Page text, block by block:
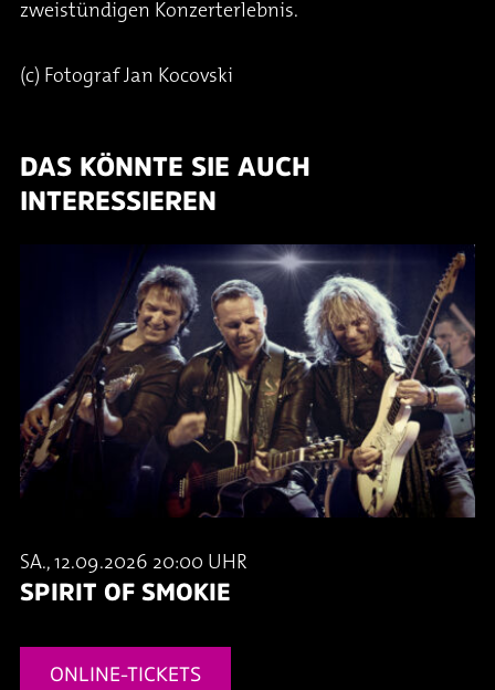
zweistündigen Konzerterlebnis.
(c) Fotograf Jan Kocovski
DAS KÖNNTE SIE AUCH
INTERESSIEREN
SA., 12.09.2026 20:00 UHR
SPIRIT OF SMOKIE
ONLINE-TICKETS